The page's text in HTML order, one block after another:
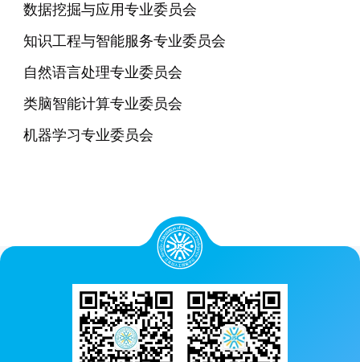
数据挖掘与应用专业委员会
知识工程与智能服务专业委员会
自然语言处理专业委员会
类脑智能计算专业委员会
机器学习专业委员会